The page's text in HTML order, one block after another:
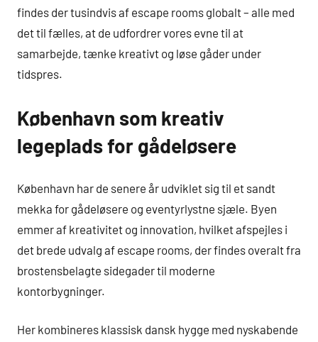
findes der tusindvis af escape rooms globalt – alle med
det til fælles, at de udfordrer vores evne til at
samarbejde, tænke kreativt og løse gåder under
tidspres.
København som kreativ
legeplads for gådeløsere
København har de senere år udviklet sig til et sandt
mekka for gådeløsere og eventyrlystne sjæle. Byen
emmer af kreativitet og innovation, hvilket afspejles i
det brede udvalg af escape rooms, der findes overalt fra
brostensbelagte sidegader til moderne
kontorbygninger.
Her kombineres klassisk dansk hygge med nyskabende